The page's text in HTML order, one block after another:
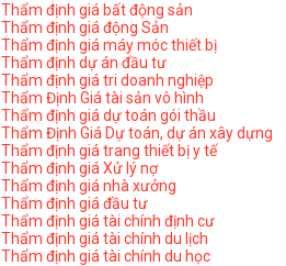
Thẩm định giá bất động sản
Thẩm định giá động Sản
Thẩm định giá máy móc thiết bị
Thẩm định dự án đầu tư
Thẩm định giá tri doanh nghiệp
Thẩm Định Giá tài sản vô hình
Thẩm định giá dự toán gói thầu
Thẩm Định Giá Dự toán, dự án xây dựng
Thẩm định giá trang thiết bị y tế
Thẩm định giá Xử lý nợ
Thẩm định giá nhà xưởng
Thẩm định giá đầu tư
Thẩm định giá tài chính định cư
Thẩm định giá tài chính du lịch
Thẩm định giá tài chính du học